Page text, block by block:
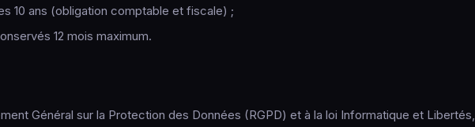
10 ans (obligation comptable et fiscale) ;
12 mois maximum.
Général sur la Protection des Données (RGPD) et à la loi Informatique et Libertés,